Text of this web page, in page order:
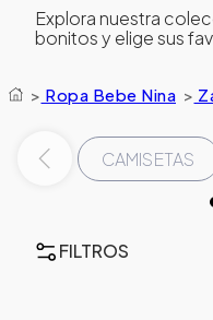
Explora nuestra
bonitos y elige sus
> Ropa Bebe Nina >
CAMISETAS
FILTROS